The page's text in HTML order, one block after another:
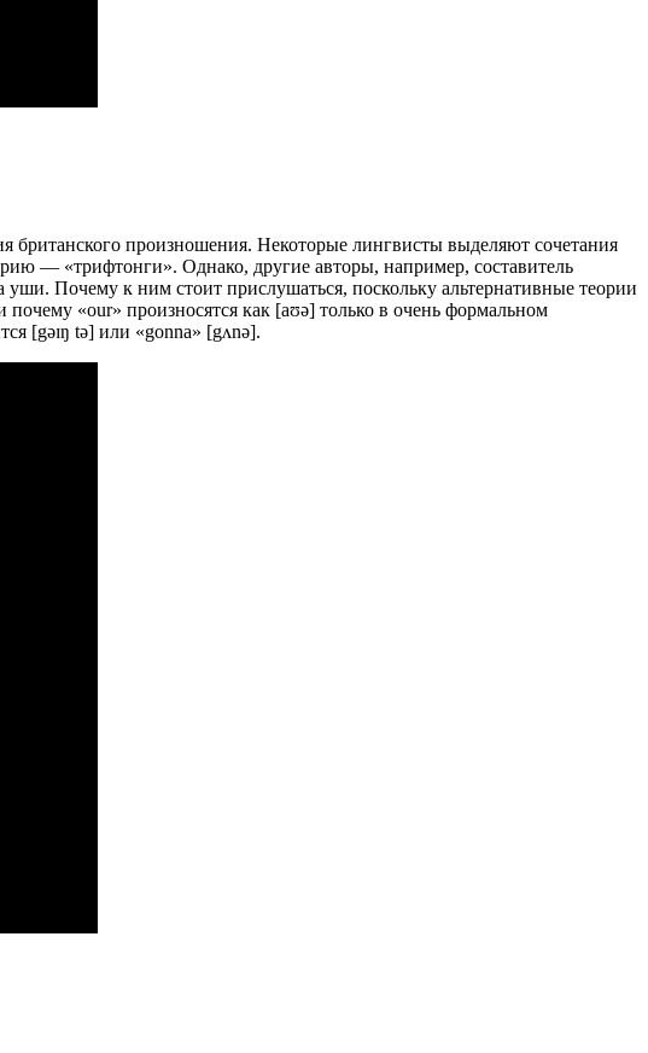
британского произношения. Некоторые лингвисты выделяют сочетания
— «трифтонги». Однако, другие авторы, например, составитель
Почему к ним стоит прислушаться, поскольку альтернативные теории
«our» произносятся как [aʊə] только в очень формальном
[gəɪŋ tə] или «gonna» [gʌnə].